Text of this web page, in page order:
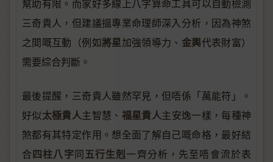
幫助有限。而家好多線上八字算命工具可以自動檢測
三奇貴人，但建議搵專業命理師深入分析，因為神煞
之間嘅互動（例如將星加強領導力、 金輿代表財富）
需要綜合判斷。
最後提醒，三奇貴人雖然罕見，但唔係「萬能符」。
好似太極貴人主智慧、 福星貴人主安逸一樣，每種神
煞都有其特定作用。想全面了解自己嘅命格，最好結
合四柱八字同五行生剋一齊分析，先至唔會流於表